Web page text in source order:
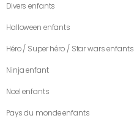
Divers enfants
Halloween enfants
Héro / Super héro / Star wars enfants
Ninja enfant
Noel enfants
Pays du monde enfants